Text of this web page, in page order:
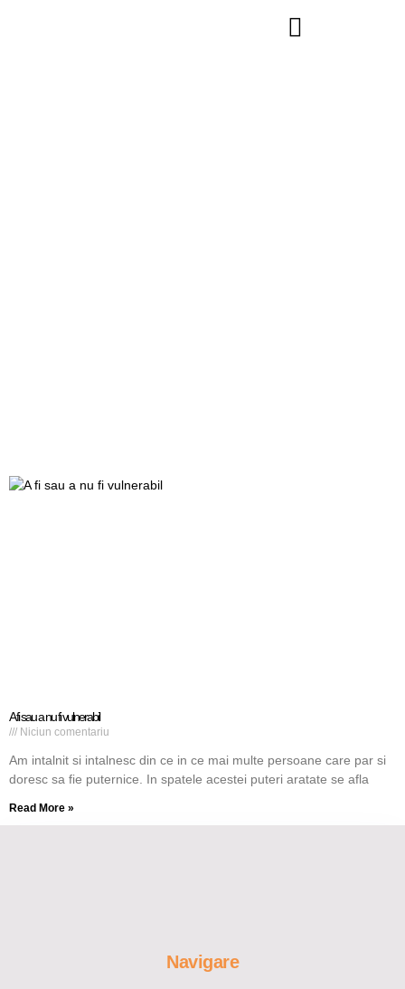
A fi sau a nu fi vulnerabil
Niciun comentariu
Am intalnit si intalnesc din ce in ce mai multe persoane care par si
doresc sa fie puternice. In spatele acestei puteri aratate se afla
Read More »
Navigare